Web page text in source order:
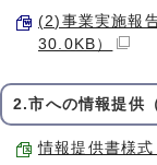
(2)事業実施報
30.0KB）
2.市への情報提供
情報提供書様